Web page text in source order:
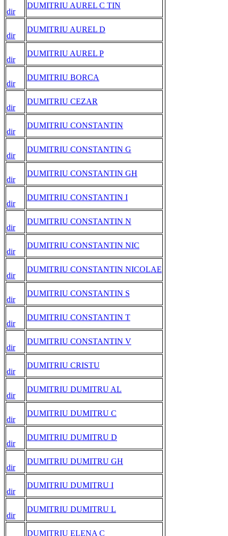
dir
DUMITRIU AUREL C TIN
dir
DUMITRIU AUREL D
dir
DUMITRIU AUREL P
dir
DUMITRIU BORCA
dir
DUMITRIU CEZAR
dir
DUMITRIU CONSTANTIN
dir
DUMITRIU CONSTANTIN G
dir
DUMITRIU CONSTANTIN GH
dir
DUMITRIU CONSTANTIN I
dir
DUMITRIU CONSTANTIN N
dir
DUMITRIU CONSTANTIN NIC
dir
DUMITRIU CONSTANTIN NICOLAE
dir
DUMITRIU CONSTANTIN S
dir
DUMITRIU CONSTANTIN T
dir
DUMITRIU CONSTANTIN V
dir
DUMITRIU CRISTU
dir
DUMITRIU DUMITRU AL
dir
DUMITRIU DUMITRU C
dir
DUMITRIU DUMITRU D
dir
DUMITRIU DUMITRU GH
dir
DUMITRIU DUMITRU I
dir
DUMITRIU DUMITRU L
DUMITRIU ELENA C